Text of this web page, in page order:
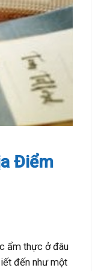
Điểm
ẩm thực ở đâu
đến như một